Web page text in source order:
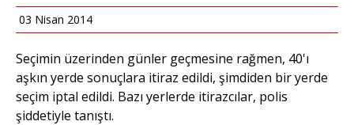
03 Nisan 2014
Seçimin üzerinden günler geçmesine rağmen, 40'ı
aşkın yerde sonuçlara itiraz edildi, şimdiden bir yerde
seçim iptal edildi. Bazı yerlerde itirazcılar, polis
şiddetiyle tanıştı.